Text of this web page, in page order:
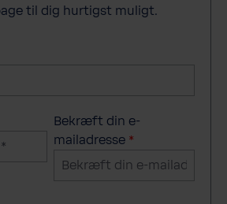
til dig hurtigst muligt.
Bekræft din e-
mailadresse *